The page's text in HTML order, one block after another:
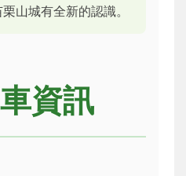
栗山城有全新的認識。
資訊